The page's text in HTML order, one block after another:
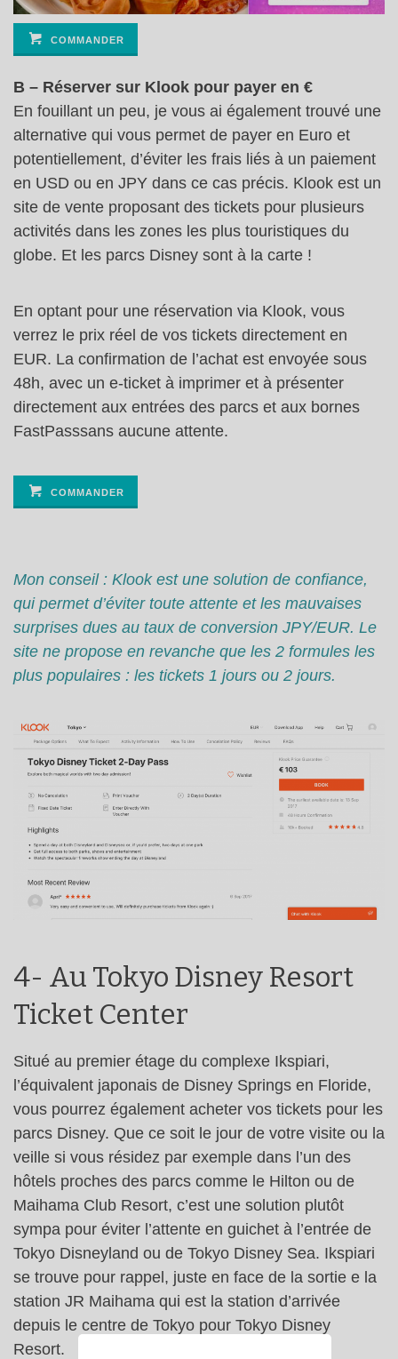
COMMANDER
B – Réserver sur Klook pour payer en €
En fouillant un peu, je vous ai également trouvé une
alternative qui vous permet de payer en Euro et
potentiellement, d’éviter les frais liés à un paiement
en USD ou en JPY dans ce cas précis. Klook est un
site de vente proposant des tickets pour plusieurs
activités dans les zones les plus touristiques du
globe. Et les parcs Disney sont à la carte !
En optant pour une réservation via Klook, vous
verrez le prix réel de vos tickets directement en
EUR. La confirmation de l’achat est envoyée sous
48h, avec un e-ticket à imprimer et à présenter
directement aux entrées des parcs et aux bornes
FastPasssans aucune attente.
COMMANDER
Mon conseil : Klook est une solution de confiance,
qui permet d’éviter toute attente et les mauvaises
surprises dues au taux de conversion JPY/EUR. Le
site ne propose en revanche que les 2 formules les
plus populaires : les tickets 1 jours ou 2 jours.
4- Au Tokyo Disney Resort
Ticket Center
Situé au premier étage du complexe Ikspiari,
l’équivalent japonais de Disney Springs en Floride,
vous pourrez également acheter vos tickets pour les
parcs Disney. Que ce soit le jour de votre visite ou la
veille si vous résidez par exemple dans l’un des
hôtels proches des parcs comme le Hilton ou de
Maihama Club Resort, c’est une solution plutôt
sympa pour éviter l’attente en guichet à l’entrée de
Tokyo Disneyland ou de Tokyo Disney Sea. Ikspiari
se trouve pour rappel, juste en face de la sortie e la
station JR Maihama qui est la station d’arrivée
depuis le centre de Tokyo pour Tokyo Disney
Resort.